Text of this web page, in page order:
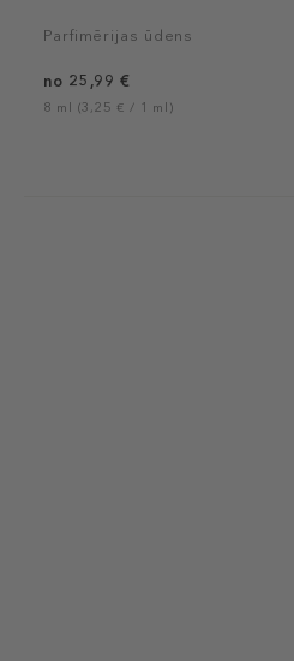
Parfimērijas ūdens
no 25,99 €
8 ml (3,25 € / 1 ml)